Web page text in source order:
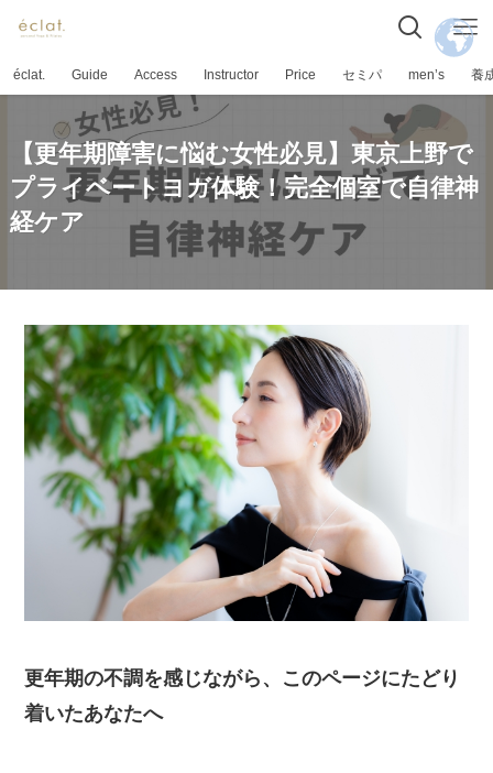
éclat. Guide Access Instructor Price セミパ men’s 養
【更年期障害に悩む女性必見】東京上野で
プライベートヨガ体験！完全個室で自律神
経ケア
更年期の不調を感じながら、このページにたどり
着いたあなたへ